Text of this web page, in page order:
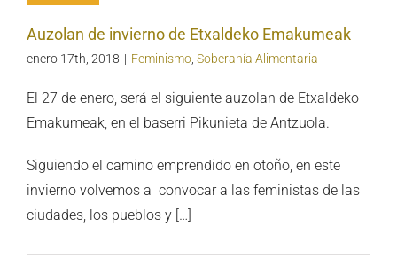
Auzolan de invierno de Etxaldeko Emakumeak
enero 17th, 2018 | Feminismo Soberanía Alimentaria
El 27 de enero, será el siguiente auzolan de Etxaldeko
Emakumeak, en el baserri Pikunieta de Antzuola.
Siguiendo el camino emprendido en otoño, en este
invierno volvemos a convocar a las feministas de las
ciudades, los pueblos y […]